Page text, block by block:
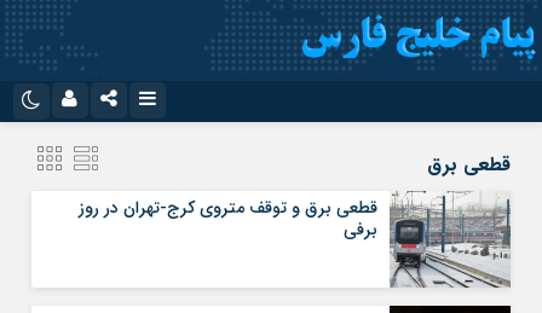
سروش
آپارات
رمز عبور
قطعی برق
قطعی برق و توقف متروی کرج-تهران در روز
برفی